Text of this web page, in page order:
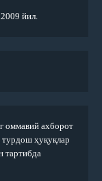
йил.
оммавий ахборот
турдош ҳуқуқлар
тартибда